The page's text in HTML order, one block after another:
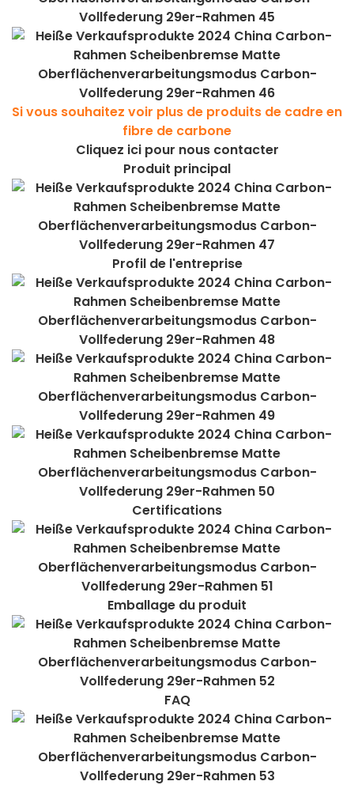
Si vous souhaitez voir plus de produits de cadre en
fibre de carbone
Cliquez ici pour nous contacter
Produit principal
Profil de l'entreprise
Certifications
Emballage du produit
FAQ